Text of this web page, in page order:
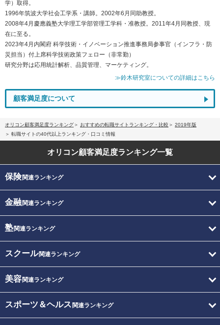
学）取得。
1996年筑波大学社会工学系・講師。2002年6月同助教授。
2008年4月慶應義塾大学理工学部管理工学科・准教授。2011年4月同教授、現
在に至る。
2023年4月内閣府 科学技術・イノベーション推進事務局参事官（インフラ・防
災担当）付上席科学技術政策フェロー（非常勤）
研究分野は応用統計解析、品質管理、マーケティング。
≫鈴木研究室についての詳細はこちら
顧客満足度について
オリコン顧客満足度ランキング おすすめの転職サイトランキング・比較
2019年版
転職サイトの40代以上ランキング・口コミ情報
オリコン顧客満足度ランキング一覧
保険関連ランキング
金融関連ランキング
塾関連ランキング
スクール関連ランキング
美容関連ランキング
スポーツ＆ヘルス 関連ランキング